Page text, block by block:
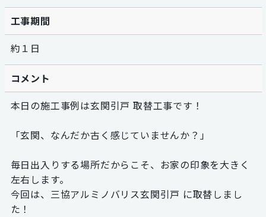
工事期間
約１日
コメント
本日の施工事例は玄関引戸 取替工事です！
「玄関、なんだか古く感じていませんか？」
毎日出入りする場所だからこそ、お家の印象を大きく
左右します。
今回は、三協アルミノバリス玄関引戸 に取替しまし
た！